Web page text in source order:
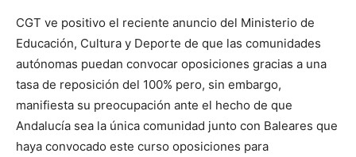
CGT ve positivo el reciente anuncio del Ministerio de
Educación, Cultura y Deporte de que las comunidades
autónomas puedan convocar oposiciones gracias a una
tasa de reposición del 100% pero, sin embargo,
manifiesta su preocupación ante el hecho de que
Andalucía sea la única comunidad junto con Baleares que
haya convocado este curso oposiciones para